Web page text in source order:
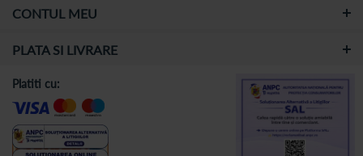
CONTUL MEU
PLATA SI LIVRARE
Platiti cu: